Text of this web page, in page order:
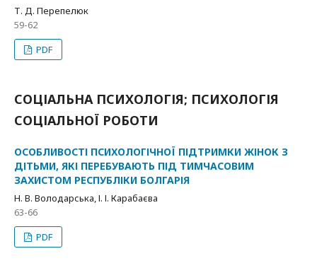
Т. Д. Перепелюк
59-62
PDF
СОЦІАЛЬНА ПСИХОЛОГІЯ; ПСИХОЛОГІЯ
СОЦІАЛЬНОЇ РОБОТИ
ОСОБЛИВОСТІ ПСИХОЛОГІЧНОЇ ПІДТРИМКИ ЖІНОК З
ДІТЬМИ, ЯКІ ПЕРЕБУВАЮТЬ ПІД ТИМЧАСОВИМ
ЗАХИСТОМ РЕСПУБЛІКИ БОЛГАРІЯ
Н. В. Володарська, І. І. Карабаєва
63-66
PDF